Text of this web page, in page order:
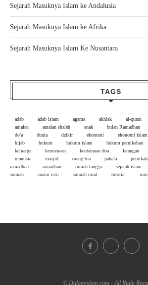
Sejarah Masuknya Islam ke Andalusia
Sejarah Masuknya Islam ke Afrika
Sejarah Masuknya Islam Ke Nusantara
TAGS
adab adab islam agama akhlak al-quran
amalan
amalan shaleh anak bulan Ramadhan
do'a
dunia dzikir ekonomi ekonomi islam
hijab
hukum hukum islam hukum pernikahan
keluarga
keutamaan keutamaan doa larangan
manusia
masjid orang tua pahala
ramadhan
ramadhan rumah tangga sejarah islam
sunnah
suami istri sunnah rasul tutorial
© Dalamislam.com - All Right